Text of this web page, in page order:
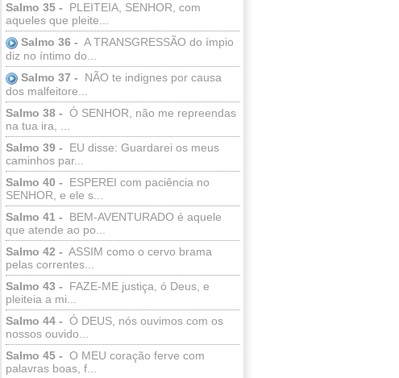
Salmo 35 -
PLEITEIA, SENHOR, com
aqueles que pleite...
Salmo 36 - A TRANSGRESSÃO do ímpio
diz no íntimo do...
Salmo 37 -
NÃO te indignes por causa
dos malfeitore...
Salmo 38 - Ó SENHOR, não me repreendas
na tua ira, ...
Salmo 39 -
EU disse: Guardarei os meus
caminhos par...
Salmo 40 -
ESPEREI com paciência no
SENHOR, e ele s...
Salmo 41 -
BEM-AVENTURADO é aquele
que atende ao po...
Salmo 42 - ASSIM como o cervo brama
pelas correntes...
Salmo 43 -
FAZE-ME justiça, ó Deus, e
pleiteia a mi...
Salmo 44 - Ó DEUS, nós ouvimos com os
nossos ouvido...
Salmo 45 - O MEU coração ferve com
palavras boas, f...